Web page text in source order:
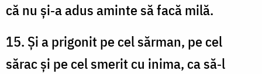
că nu și‑a adus aminte să facă milă.
15. Și a prigonit pe cel sărman, pe cel
sărac și pe cel smerit cu inima, ca să‑l